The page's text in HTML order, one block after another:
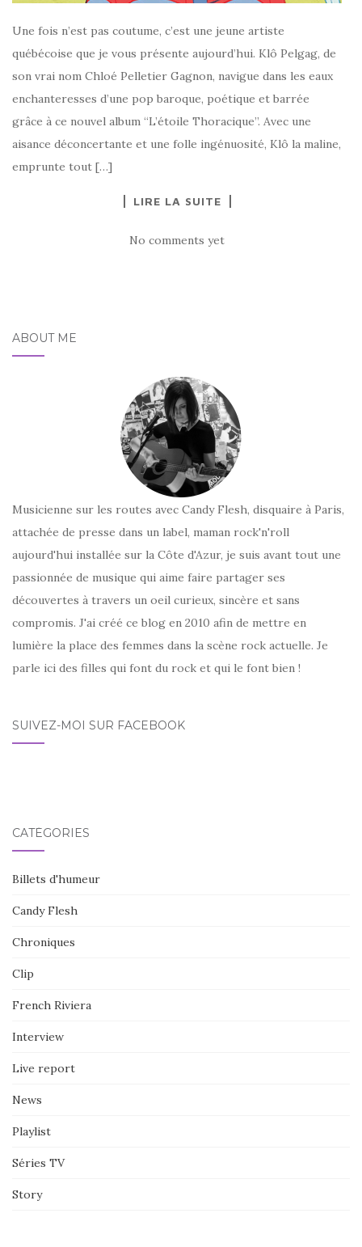
Une fois n’est pas coutume, c’est une jeune artiste
québécoise que je vous présente aujourd’hui. Klô Pelgag, de
son vrai nom Chloé Pelletier Gagnon, navigue dans les eaux
enchanteresses d’une pop baroque, poétique et barrée
grâce à ce nouvel album “L’étoile Thoracique”. Avec une
aisance déconcertante et une folle ingénuosité, Klô la maline,
emprunte tout […]
LIRE LA SUITE
No comments yet
ABOUT ME
Musicienne sur les routes avec Candy Flesh, disquaire à Paris,
attachée de presse dans un label, maman rock'n'roll
aujourd'hui installée sur la Côte d'Azur, je suis avant tout une
passionnée de musique qui aime faire partager ses
découvertes à travers un oeil curieux, sincère et sans
compromis. J'ai créé ce blog en 2010 afin de mettre en
lumière la place des femmes dans la scène rock actuelle. Je
parle ici des filles qui font du rock et qui le font bien !
SUIVEZ-MOI SUR FACEBOOK
CATÉGORIES
Billets d'humeur
Candy Flesh
Chroniques
Clip
French Riviera
Interview
Live report
News
Playlist
Séries TV
Story